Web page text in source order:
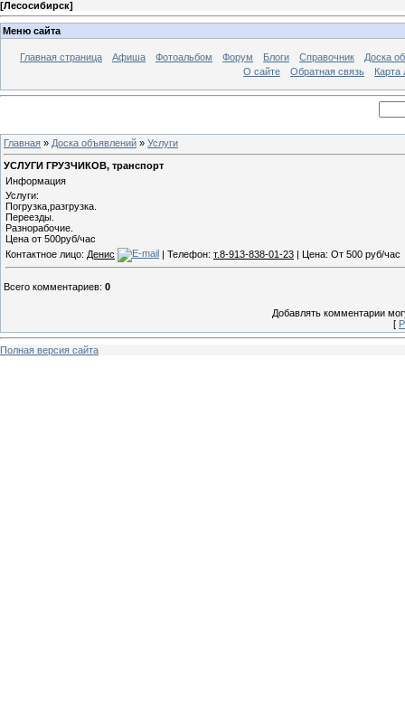
[Лесосибирск]
Меню сайта
Главная страница Афиша Фотоальбом Форум Блоги Справочник
Доска
О сайте
Обратная связь Карта
Главная » Доска объявлений » Услуги
УСЛУГИ ГРУЗЧИКОВ, транспорт
Информация
Услуги:
Погрузка,разгрузка.
Переезды.
Разнорабочие.
Цена от 500руб/час
Контактное лицо: Денис | Телефон: т.8-913-838-01-23 | Цена: От 500 руб/час
Всего комментариев: 0
Добавлять комментарии
[
Полная версия сайта